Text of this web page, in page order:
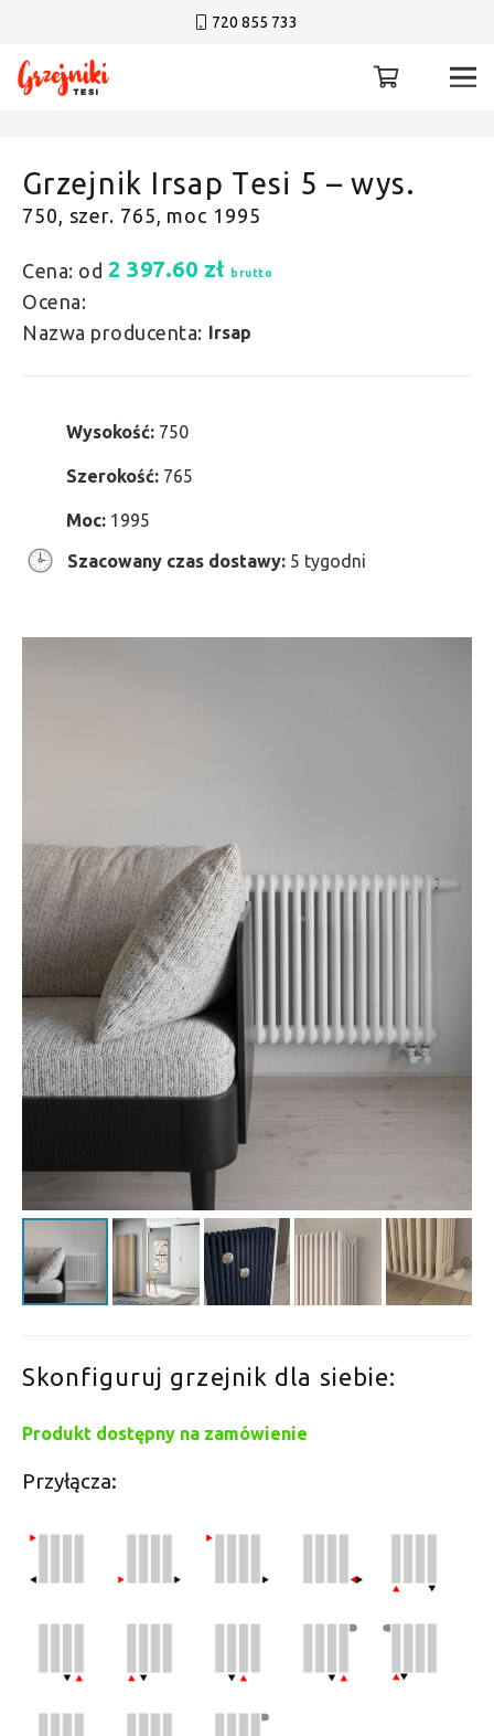
720 855 733
Grzejnik Irsap Tesi 5 – wys.
750, szer. 765, moc 1995
Cena: od 2 397.60 zł brutto
Ocena:
Nazwa producenta: Irsap
Wysokość: 750
Szerokość: 765
Moc: 1995
Szacowany czas dostawy: 5 tygodni
Skonfiguruj grzejnik dla siebie:
Produkt dostępny na zamówienie
Przyłącza: